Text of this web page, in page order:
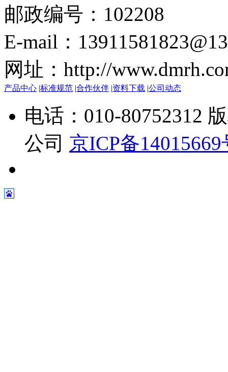
邮政编号：102208
E-mail：
网址：http://
产品中心 |标准规范 |合作伙伴 |资料下载 |公司动态
电话：010-80752312
公司 京ICP备14015669